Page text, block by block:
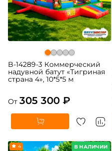
B-14289-3 Коммерческий
надувной батут «Тигриная
страна 4», 10*5*5 м
От 305 300 ₽
В НАЛИЧИИ
4